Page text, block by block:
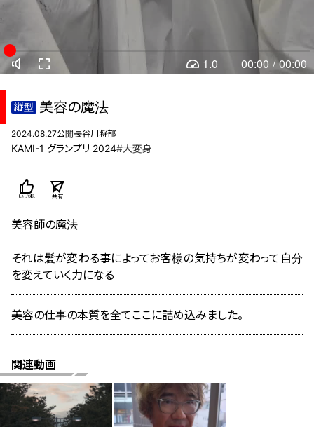
00:00 / 00:00
1.0
縦型 美容の魔法
2024.08.27公開長谷川将郁
KAMI-1 グランプリ 2024#大変身
いいね 共有
美容師の魔法
それは髪が変わる事によってお客様の気持ちが変わって自分
を変えていく力になる
美容の仕事の本質を全てここに詰め込みました。
関連動画